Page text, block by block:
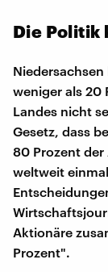
Die Politik
weniger als 20
Landes nicht
Gesetz, dass
80 Prozent der
weltweit
Aktionäre
Prozent".